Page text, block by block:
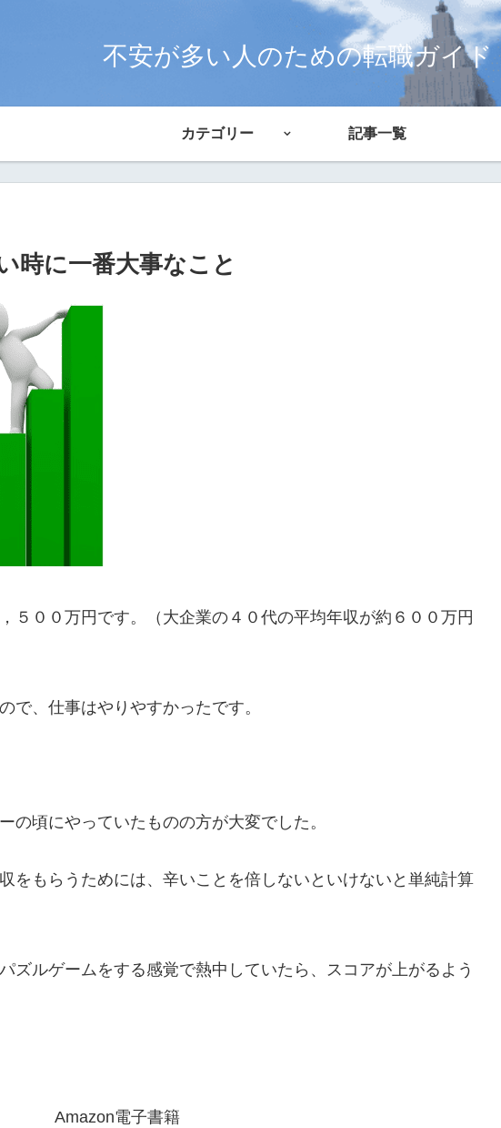
不安が多い人のための転職ガイド
カテゴリー 記事一覧
時に一番大事なこと
５００万円です。（大企業の４０代の平均年収が約６００万円
で、仕事はやりやすかったです。
の頃にやっていたものの方が大変でした。
をもらうためには、辛いことを倍しないといけないと単純計算
ズルゲームをする感覚で熱中していたら、スコアが上がるよう
Amazon電子書籍